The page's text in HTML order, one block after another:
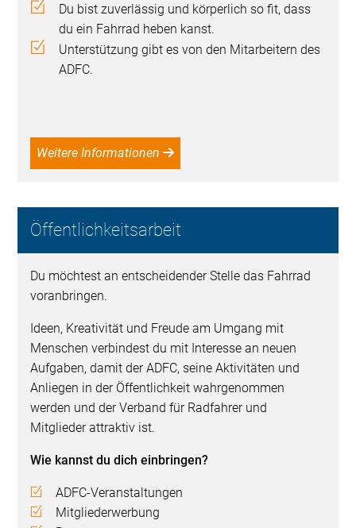
Du bist zuverlässig und körperlich so fit, dass
du ein Fahrrad heben kanst.
Unterstützung gibt es von den Mitarbeitern des
ADFC.
Weitere Informationen
Öffentlichkeitsarbeit
Du möchtest an entscheidender Stelle das Fahrrad
voranbringen.
Ideen, Kreativität und Freude am Umgang mit
Menschen verbindest du mit Interesse an neuen
Aufgaben, damit der ADFC, seine Aktivitäten und
Anliegen in der Öffentlichkeit wahrgenommen
werden und der Verband für Radfahrer und
Mitglieder attraktiv ist.
Wie kannst du dich einbringen?
ADFC-Veranstaltungen
Mitgliederwerbung